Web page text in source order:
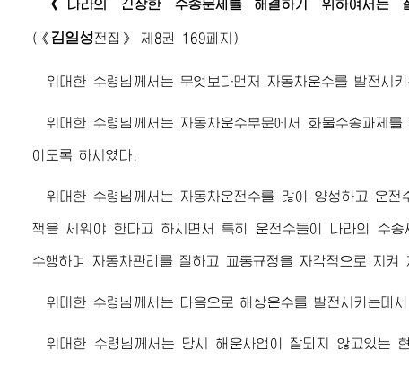
《나라의 긴장한 수송문제를 해결하기 위하여서는
( 《 김일성전집》 제8권 169페지)
위대한 수령님 께서는 무엇보다먼저 자동차운수를 발전시
위대한 수령님 께서는 자동차운수부문에서 화물수송과제
이도록 하시였다.
위대한 수령님 께서는 자동차운전수를 많이 양성하고 운
책을 세워야 한다고 하시면서 특히 운전수들이 나라의 수
수행하며 자동차관리를 잘하고 교통규정을 자각적으로 지
위대한 수령님 께서는 다음으로 해상운수를 발전시키는데
위대한 수령님 께서는 당시 해운사업이 잘되지 않고있는